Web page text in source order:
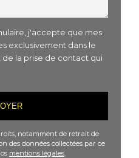
j'accepte que mes
exclusivement dans le
la prise de contact qui
notamment de retrait de
des données collectées par ce
mentions légales